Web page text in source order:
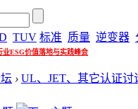
TUV 标准 质量 逆变器
业ESG价值落地与实践峰会
› UL、JET、其它认证讨